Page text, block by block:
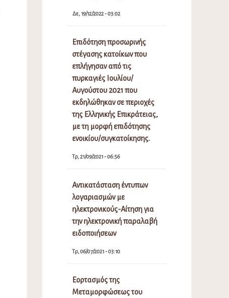
Δε, 19/12/2022 - 03:02
Επιδότηση προσωρινής
στέγασης κατοίκων που
επλήγησαν από τις
πυρκαγιές Ιουλίου/
Αυγούστου 2021 που
εκδηλώθηκαν σε περιοχές
της Ελληνικής Επικράτειας,
με τη μορφή επιδότησης
ενοικίου/συγκατοίκησης.
Τρ, 21/09/2021 - 06:56
Αντικατάσταση έντυπων
λογαριασμών με
ηλεκτρονικούς-Αίτηση για
την ηλεκτρονική παραλαβή
ειδοποιήσεων
Τρ, 06/07/2021 - 03:10
Εορτασμός της
Μεταμορφώσεως του